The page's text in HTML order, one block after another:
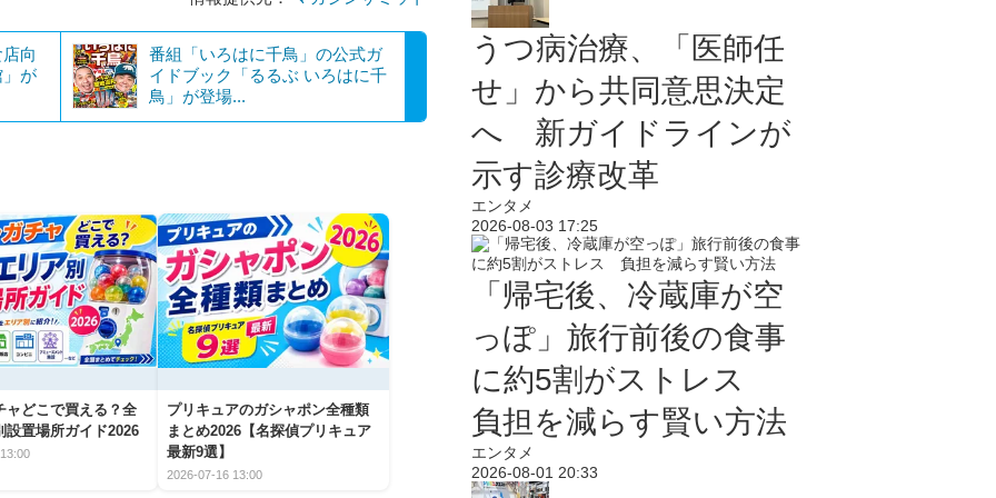
向
が
番組「いろはに千鳥」の公式ガ
イドブック「るるぶ いろはに千
鳥」が登場...
ャどこで買える？全
設置場所ガイド2026
プリキュアのガシャポン全種類
まとめ2026【名探偵プリキュア
最新9選】
2026-07-16 13:00
うつ病治療、「医師任
せ」から共同意思決定
へ 新ガイドラインが
示す診療改革
エンタメ
2026-08-03 17:25
「帰宅後、冷蔵庫が空
っぽ」旅行前後の食事
に約5割がストレス
負担を減らす賢い方法
エンタメ
2026-08-01 20:33